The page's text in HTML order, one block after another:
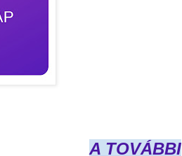
A TOVÁBBI